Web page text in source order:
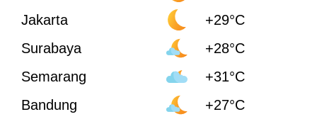
Jakarta
+29°C
Surabaya
+28°C
Semarang
+31°C
Bandung
+27°C